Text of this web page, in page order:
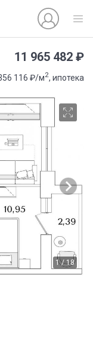
11 965 482 ₽
116 ₽/м2, ипотека
1 / 18